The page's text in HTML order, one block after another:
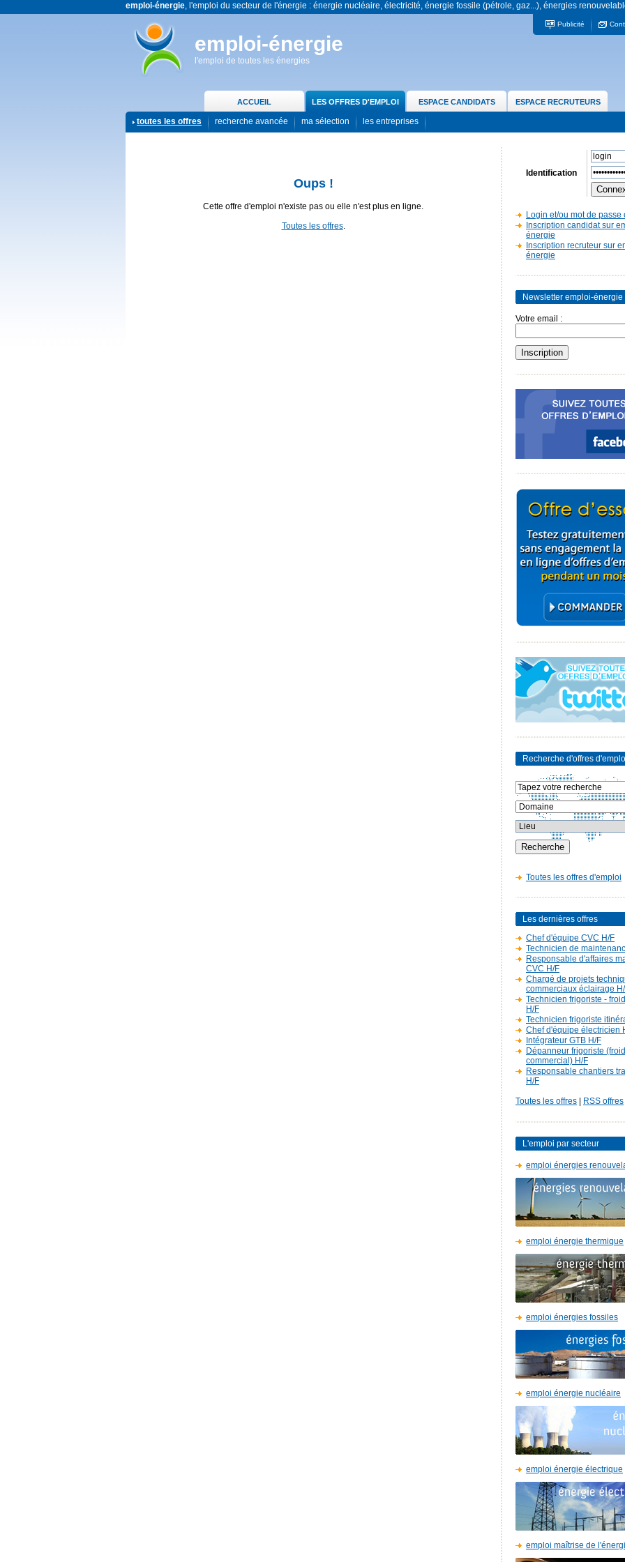
emploi-énergie, l'emploi du secteur de l'énergie : énergie nucléaire, électricité, énergie fossile (pétrole, gaz...), énergies
emploi-énergie
l'emploi de toutes les énergies
Publicité
ACCUEIL LES OFFRES D'EMPLOI ESPACE CANDIDATS ESPACE RECRUTEURS
toutes les offres recherche avancée ma sélection les entreprises
Oups !
Cette offre d'emploi n'existe pas ou elle n'est plus en ligne.
Toutes les offres.
Identification
Login et/ou mot de passe
Inscription candidat sur
énergie
Inscription recruteur sur
énergie
Newsletter emploi-énergie
Votre email :
Recherche d'offres
Toutes les offres d'emploi
Les dernières offres
Chef d'équipe CVC H/F
Technicien de
Responsable d'affaires
CVC H/F
Chargé de projets
commerciaux éclairage
Technicien frigoriste -
H/F
Technicien frigoriste
Chef d'équipe électricien
Intégrateur GTB H/F
Dépanneur frigoriste (froid
commercial) H/F
Responsable chantiers
H/F
Toutes les offres RSS offres
L'emploi par secteur
emploi énergies
emploi énergie thermique
emploi énergies fossiles
emploi énergie nucléaire
emploi énergie électrique
emploi maîtrise de